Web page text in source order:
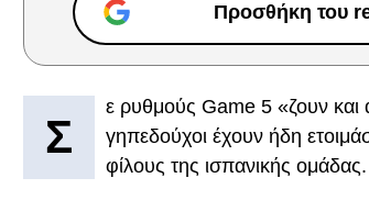
Προσθήκη του
Σ
ε ρυθμούς Game 5 «ζουν και
γηπεδούχοι έχουν ήδη
φίλους της ισπανικής ομάδας.